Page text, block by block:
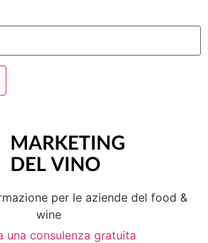
per le aziende del food &
wine
una consulenza gratuita